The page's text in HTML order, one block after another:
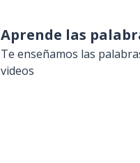
Aprende las
Te enseñamos las
videos